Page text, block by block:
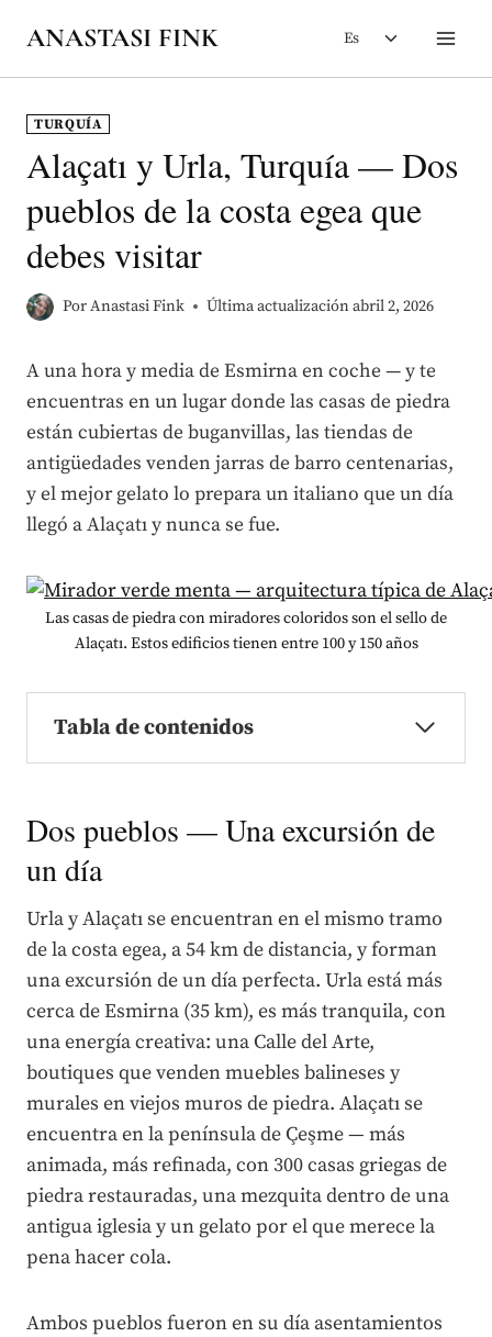
contenido
ANASTASI FINK Es
Alternar
hijo
TURQUÍA
Alaçatı y Urla, Turquía — Dos
pueblos de la costa egea que
debes visitar
PorAnastasi Fink Última actualizaciónabril 2, 2026
A una hora y media de Esmirna en coche — y te
encuentras en un lugar donde las casas de piedra
están cubiertas de buganvillas, las tiendas de
antigüedades venden jarras de barro centenarias,
y el mejor gelato lo prepara un italiano que un día
llegó a Alaçatı y nunca se fue.
Las casas de piedra con miradores coloridos son el sello de
Alaçatı. Estos edificios tienen entre 100 y 150 años
Tabla de contenidos
Dos pueblos — Una excursión de
un día
Urla y Alaçatı se encuentran en el mismo tramo
de la costa egea, a 54 km de distancia, y forman
una excursión de un día perfecta. Urla está más
cerca de Esmirna (35 km), es más tranquila, con
una energía creativa: una Calle del Arte,
boutiques que venden muebles balineses y
murales en viejos muros de piedra. Alaçatı se
encuentra en la península de Çeşme — más
animada, más refinada, con 300 casas griegas de
piedra restauradas, una mezquita dentro de una
antigua iglesia y un gelato por el que merece la
pena hacer cola.
Ambos pueblos fueron en su día asentamientos